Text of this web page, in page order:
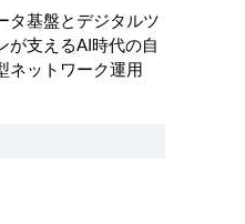
タ基盤とデジタルツ
が支えるAI時代の自
ネットワーク運用